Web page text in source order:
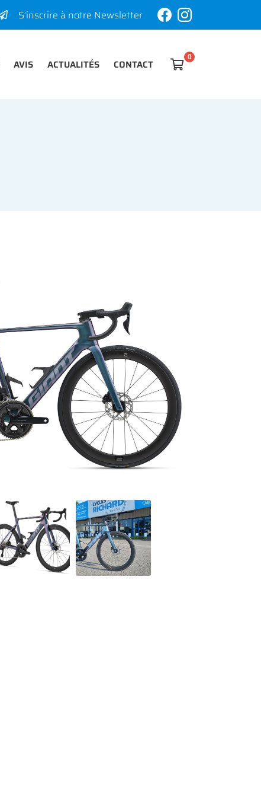
S’inscrire à notre Newsletter
AVIS ACTUALITÉS CONTACT 
VALIDER VOTRE PANIER